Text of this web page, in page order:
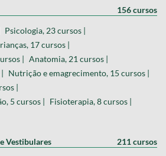
156 cursos
Psicologia, 23 cursos |
17 cursos |
| Anatomia, 21 cursos |
Nutrição e emagrecimento, 15 cursos |
|
5 cursos | Fisioterapia, 8 cursos |
Vestibulares 211 cursos